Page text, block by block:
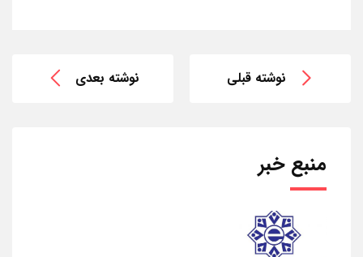
نوشته قبلی نوشته بعدی
منبع خبر